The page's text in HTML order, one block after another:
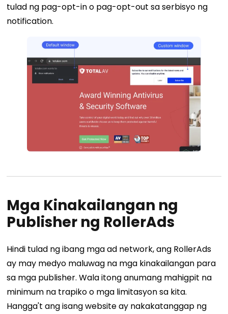
tulad ng pag-opt-in o pag-opt-out sa serbisyo ng
notification.
Mga Kinakailangan ng
Publisher ng RollerAds
Hindi tulad ng ibang mga ad network, ang RollerAds
ay may medyo maluwag na mga kinakailangan para
sa mga publisher. Wala itong anumang mahigpit na
minimum na trapiko o mga limitasyon sa kita.
Hangga't ang isang website ay nakakatanggap ng